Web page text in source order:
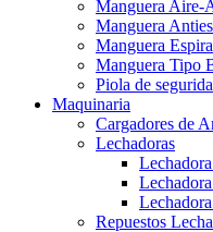
Manguera Aire-
Manguera
Manguera
Manguera Tipo
Piola de
Maquinaria
Cargadores de
Lechadoras
Repuestos